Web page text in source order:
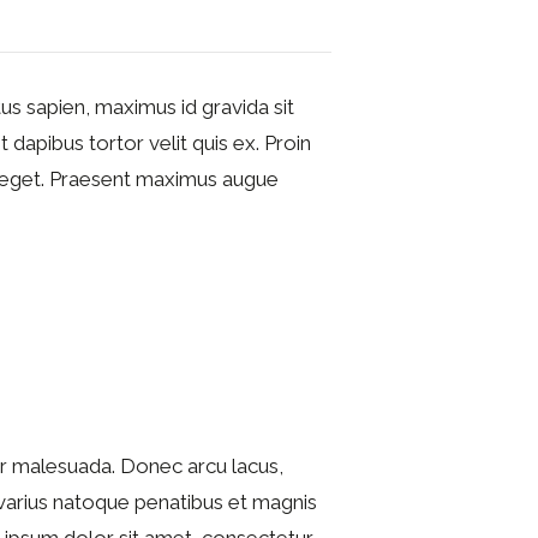
sapien, maximus id gravida sit
dapibus tortor velit quis ex. Proin
Praesent maximus augue
Donec arcu lacus,
natoque penatibus et magnis